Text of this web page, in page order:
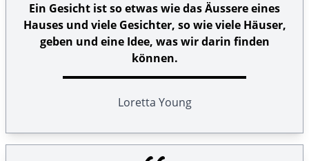
Ein Gesicht ist so etwas wie das Äussere eines
Hauses und viele Gesichter, so wie viele Häuser,
geben und eine Idee, was wir darin finden
können.
Loretta Young